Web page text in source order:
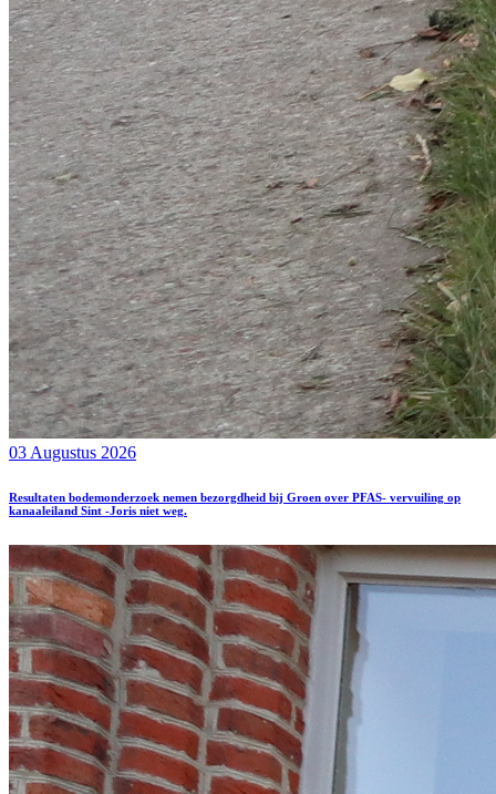
03 Augustus 2026
Resultaten bodemonderzoek nemen bezorgdheid bij Groen over PFAS- vervuiling op
kanaaleiland Sint -Joris niet weg.